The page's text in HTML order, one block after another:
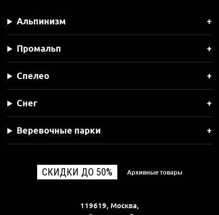
Альпинизм
Промальп
Спелео
Снег
Веревочные парки
СКИДКИ ДО 50% Архивные товары
119619, Москва,